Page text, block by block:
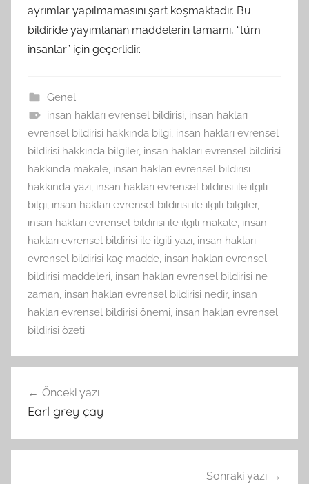
ayrımlar yapılmamasını şart koşmaktadır. Bu
bildiride yayımlanan maddelerin tamamı, “tüm
insanlar” için geçerlidir.
Genel
insan hakları evrensel bildirisi, insan hakları
evrensel bildirisi hakkında bilgi, insan hakları evrensel
bildirisi hakkında bilgiler, insan hakları evrensel bildirisi
hakkında makale, insan hakları evrensel bildirisi
hakkında yazı, insan hakları evrensel bildirisi ile ilgili
bilgi, insan hakları evrensel bildirisi ile ilgili bilgiler,
insan hakları evrensel bildirisi ile ilgili makale, insan
hakları evrensel bildirisi ile ilgili yazı, insan hakları
evrensel bildirisi kaç madde, insan hakları evrensel
bildirisi maddeleri, insan hakları evrensel bildirisi ne
zaman, insan hakları evrensel bildirisi nedir, insan
hakları evrensel bildirisi önemi, insan hakları evrensel
bildirisi özeti
gezinmesi
Önceki yazı
Earl grey çay
Sonraki yazı